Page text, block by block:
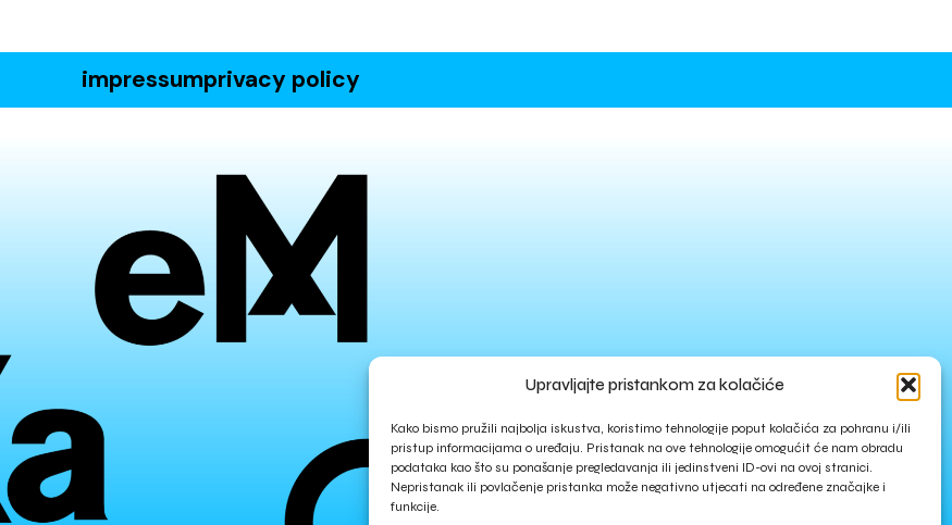
Upravljajte pristankom za kolačiće
Kako bismo pružili najbolja iskustva, koristimo tehnologije poput kolačića za pohranu i/ili
pristup informacijama o uređaju. Pristanak na ove tehnologije omogućit će nam obradu
podataka kao što su ponašanje pregledavanja ili jedinstveni ID-ovi na ovoj stranici.
Nepristanak ili povlačenje pristanka može negativno utjecati na određene značajke i
funkcije.
impressumprivacy policy